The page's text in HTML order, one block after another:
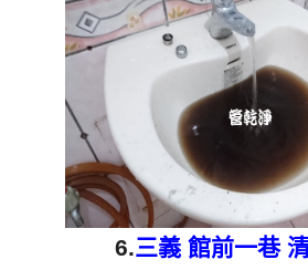
洗 約三個小時後，出水量正常
澡了。 清洗水管, 水管清洗, 洗
水忽冷忽熱, 洗
6.三義 館前一巷